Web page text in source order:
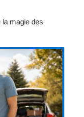
magie des